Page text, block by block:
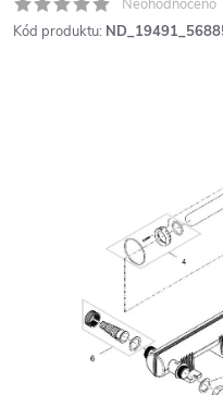
Neohodnoceno
Kód produktu: